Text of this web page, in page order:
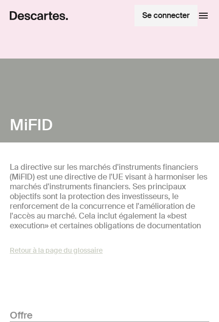
Se connecter
MiFID
La directive sur les marchés d'instruments financiers
(MiFID) est une directive de l'UE visant à harmoniser les
marchés d'instruments financiers. Ses principaux
objectifs sont la protection des investisseurs, le
renforcement de la concurrence et l'amélioration de
l'accès au marché. Cela inclut également la «best
execution» et certaines obligations de documentation
Retour à la page du glossaire
Offre